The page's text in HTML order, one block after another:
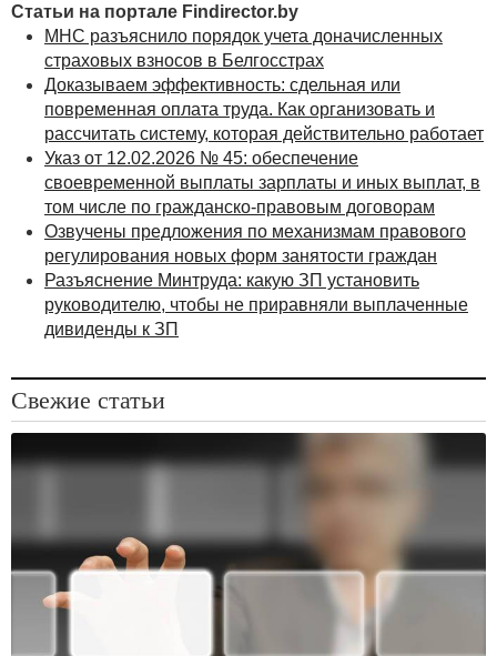
обращаться в суд.
Это занимало месяцы и требовало юридических
знаний. Теперь решить вопрос можно в досудебном
порядке через инспекцию труда.
Подготовлено по материалам Совета Министров Республики
Беларусь
Статьи на портале Findirector.by
МНС разъяснило порядок учета доначисленных
страховых взносов в Белгосстрах
Доказываем эффективность: сдельная или
повременная оплата труда. Как организовать и
рассчитать систему, которая действительно работает
Указ от 12.02.2026 № 45: обеспечение
своевременной выплаты зарплаты и иных выплат, в
том числе по гражданско-правовым договорам
Озвучены предложения по механизмам правового
регулирования новых форм занятости граждан
Разъяснение Минтруда: какую ЗП установить
руководителю, чтобы не приравняли выплаченные
дивиденды к ЗП
Свежие статьи